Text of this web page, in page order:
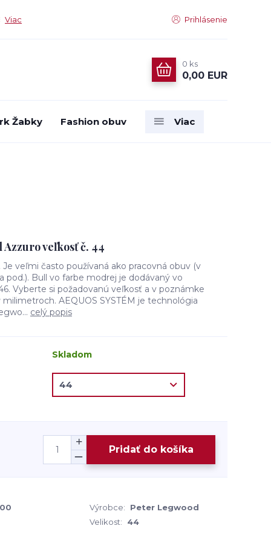
Viac Prihlásenie
0 ks
0,00 EUR
Žabky Fashion obuv Viac
veľkosť č. 44
veľmi často používaná ako pracovná obuv (v
pod.). Bull vo farbe modrej je dodávaný vo
Vyberte si požadovanú veľkosť a v poznámke
AEQUOS SYSTÉM je technológia
celý popis
Skladom
Pridať do košíka
Výrobce:
Peter Legwood
Velikost:
44